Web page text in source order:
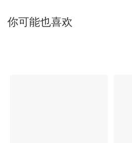
你可能也喜欢